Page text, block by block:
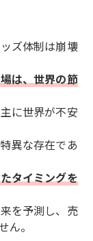
ズ体制は崩壊
は、世界の節
に世界が不安
異な存在であ
タイミングを
を予測し、売
ん。